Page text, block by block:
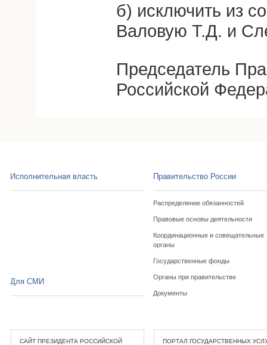
б) исключить из
Валовую Т.Д. и
Председатель
Российской
Исполнительная власть Правительство России
Распределение обязанностей
Правовые основы деятельности
Координационные и совещательные
органы
Государственные фонды
Органы при правительстве
Документы
Для СМИ
САЙТ ПРЕЗИДЕНТА РОССИЙСКОЙ
ПОРТАЛ ГОСУДАРСТВЕННЫХ